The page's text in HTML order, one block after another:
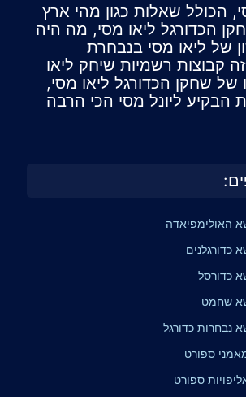
הכולל שאלות כגון מהי ארץ
הכדורגל ליאו מסי, מה היה
של ליאו מסי בנבחרת
קבוצות רשמיות שיחק ליאו
של שחקן הכדורגל ליאו מסי,
הבקיע ליונל מסי הכי הרבה
האולימפיאדה
כדורגלנים
כדורסל
שחמט
נבחרות כדורגל
ספורט
ספורט